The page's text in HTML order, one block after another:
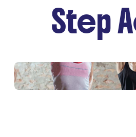
Step